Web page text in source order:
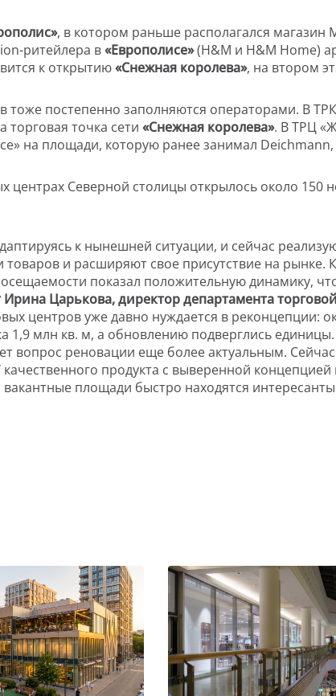
, в котором раньше располагался
ритейлера в«Европолисе»(H&M и H&M Home)
к открытию«Снежная королева», на втором
постепенно заполняются операторами. В
точка сети «Снежная королева». В ТРЦ
на площади, которую ранее занимал Deichmann,
центрах Северной столицы открылось около 150
к нынешней ситуации, и сейчас
и расширяют свое присутствие на
показал положительную динамику,
Царькова, директор департамента
центров уже давно нуждается в реконцепции:
1,9 млн кв. м, а обновлению подверглись
вопрос реновации еще более актуальным.
продукта с выверенной
площади быстро находятся